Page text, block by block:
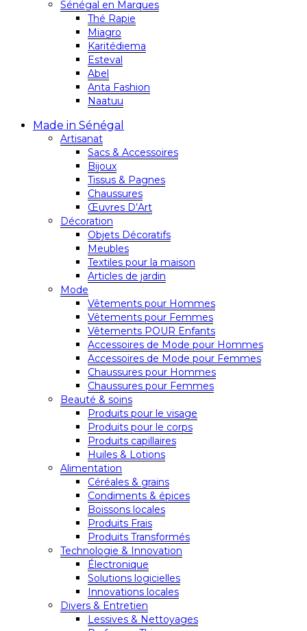
Sénégal en Marques
Thé Rapie
Miagro
Karitédiema
Esteval
Abel
Anta Fashion
Naatuu
Made in Sénégal
Artisanat
Sacs & Accessoires
Bijoux
Tissus & Pagnes
Chaussures
Œuvres D’Art
Décoration
Objets Décoratifs
Meubles
Textiles pour la maison
Articles de jardin
Mode
Vêtements pour Hommes
Vêtements pour Femmes
Vêtements POUR Enfants
Accessoires de Mode pour Hommes
Accessoires de Mode pour Femmes
Chaussures pour Hommes
Chaussures pour Femmes
Beauté & soins
Produits pour le visage
Produits pour le corps
Produits capillaires
Huiles & Lotions
Alimentation
Céréales & grains
Condiments & épices
Boissons locales
Produits Frais
Produits Transformés
Technologie & Innovation
Électronique
Solutions logicielles
Innovations locales
Divers & Entretien
Lessives & Nettoyages